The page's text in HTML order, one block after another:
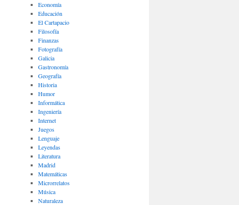
Economía
Educación
El Cartapacio
Filosofía
Finanzas
Fotografía
Galicia
Gastronomía
Geografía
Historia
Humor
Informática
Ingeniería
Internet
Juegos
Lenguaje
Leyendas
Literatura
Madrid
Matemáticas
Microrrelatos
Música
Naturaleza